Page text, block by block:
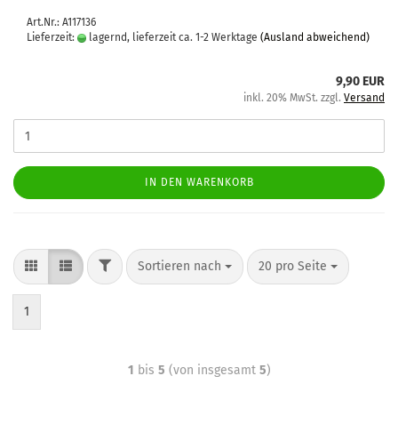
Art.Nr.: A117136
Lieferzeit:
lagernd, lieferzeit ca. 1-2 Werktage (Ausland abweichend)
9,90 EUR
inkl. 20% MwSt. zzgl. Versand
IN DEN WARENKORB
Sortieren nach 20 pro Seite
1
1 bis 5 (von insgesamt 5)